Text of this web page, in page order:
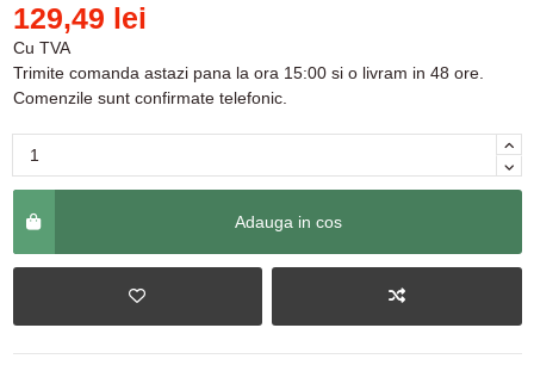
129,49 lei
Cu TVA
Trimite comanda astazi pana la ora 15:00 si o livram in 48 ore.
Comenzile sunt confirmate telefonic.
Adauga in cos